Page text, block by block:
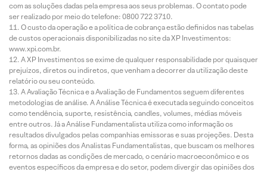
com as soluções dadas pela empresa aos seus problemas. O contato pode
ser realizado por meio do telefone: 0800 722 3710.
O custo da operação e a política de cobrança estão definidos nas tabelas
de custos operacionais disponibilizadas no site da XP Investimentos:
www.xpi.com.br.
A XP Investimentos se exime de qualquer responsabilidade por quaisquer
prejuízos, diretos ou indiretos, que venham a decorrer da utilização deste
relatório ou seu conteúdo.
A Avaliação Técnica e a Avaliação de Fundamentos seguem diferentes
metodologias de análise. A Análise Técnica é executada seguindo conceitos
como tendência, suporte, resistência, candles, volumes, médias móveis
entre outros. Já a Análise Fundamentalista utiliza como informação os
resultados divulgados pelas companhias emissoras e suas projeções. Desta
forma, as opiniões dos Analistas Fundamentalistas, que buscam os melhores
retornos dadas as condições de mercado, o cenário macroeconômico e os
eventos específicos da empresa e do setor, podem divergir das opiniões dos